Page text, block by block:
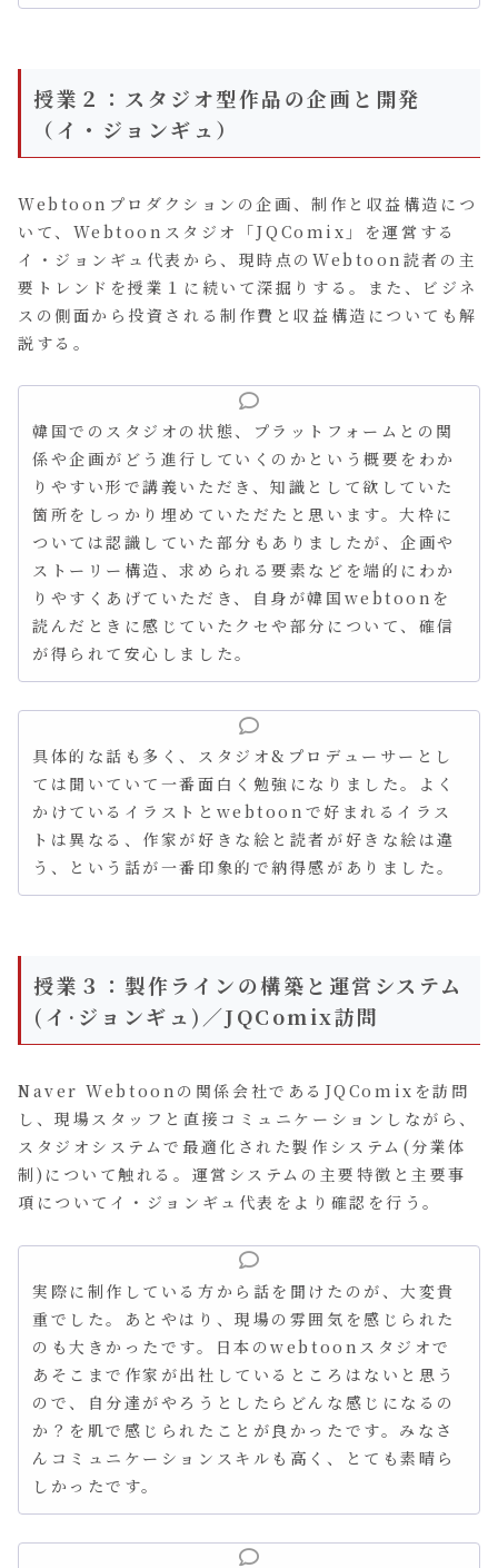
授業２：スタジオ型作品の企画と開発
（イ・ジョンギュ）
Webtoonプロダクションの企画、制作と収益構造につ
いて、Webtoonスタジオ「JQComix」を運営する
イ・ジョンギュ代表から、現時点のWebtoon読者の主
要トレンドを授業１に続いて深掘りする。また、ビジネ
スの側面から投資される制作費と収益構造についても解
説する。
韓国でのスタジオの状態、プラットフォームとの関
係や企画がどう進行していくのかという概要をわか
りやすい形で講義いただき、知識として欲していた
箇所をしっかり埋めていただたと思います。大枠に
ついては認識していた部分もありましたが、企画や
ストーリー構造、求められる要素などを端的にわか
りやすくあげていただき、自身が韓国webtoonを
読んだときに感じていたクセや部分について、確信
が得られて安心しました。
具体的な話も多く、スタジオ&プロデューサーとし
ては聞いていて一番面白く勉強になりました。よく
かけているイラストとwebtoonで好まれるイラス
トは異なる、作家が好きな絵と読者が好きな絵は違
う、という話が一番印象的で納得感がありました。
授業３：製作ラインの構築と運営システム
(イ·ジョンギュ)／JQComix訪問
Naver Webtoonの関係会社であるJQComixを訪問
し、現場スタッフと直接コミュニケーションしながら、
スタジオシステムで最適化された製作システム(分業体
制)について触れる。運営システムの主要特徴と主要事
項についてイ・ジョンギュ代表をより確認を行う。
実際に制作している方から話を聞けたのが、大変貴
重でした。あとやはり、現場の雰囲気を感じられた
のも大きかったです。日本のwebtoonスタジオで
あそこまで作家が出社しているところはないと思う
ので、自分達がやろうとしたらどんな感じになるの
か？を肌で感じられたことが良かったです。みなさ
んコミュニケーションスキルも高く、とても素晴ら
しかったです。